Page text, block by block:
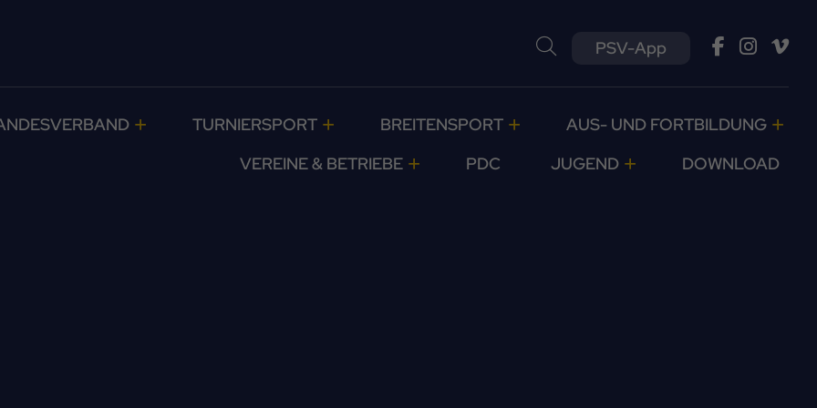
PSV-App
TURNIERSPORT BREITENSPORT
AUS- UND FORTBILDUNG
VEREINE & BETRIEBE
PDC JUGEND DOWNLOAD